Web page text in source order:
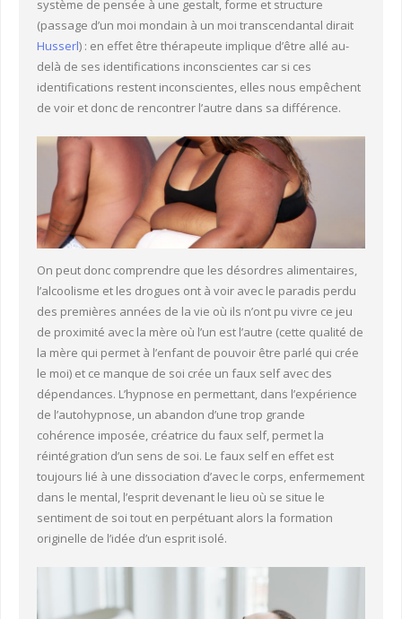
système de pensée à une gestalt, forme et structure
(passage d’un moi mondain à un moi transcendantal dirait
Husserl) : en effet être thérapeute implique d’être allé au-
delà de ses identifications inconscientes car si ces
identifications restent inconscientes, elles nous empêchent
de voir et donc de rencontrer l’autre dans sa différence.
On peut donc comprendre que les désordres alimentaires,
l’alcoolisme et les drogues ont à voir avec le paradis perdu
des premières années de la vie où ils n’ont pu vivre ce jeu
de proximité avec la mère où l’un est l’autre (cette qualité de
la mère qui permet à l’enfant de pouvoir être parlé qui crée
le moi) et ce manque de soi crée un faux self avec des
dépendances. L’hypnose en permettant, dans l’expérience
de l’autohypnose, un abandon d’une trop grande
cohérence imposée, créatrice du faux self, permet la
réintégration d’un sens de soi. Le faux self en effet est
toujours lié à une dissociation d’avec le corps, enfermement
dans le mental, l’esprit devenant le lieu où se situe le
sentiment de soi tout en perpétuant alors la formation
originelle de l’idée d’un esprit isolé.